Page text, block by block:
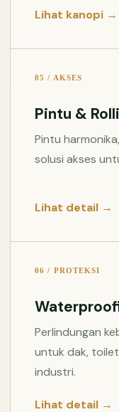
Lihat kanopi →
05 / AKSES
Pintu &
Pintu
solusi akses
Lihat detail →
06 / PROTEKSI
Perlindungan
untuk dak,
industri.
Lihat detail →